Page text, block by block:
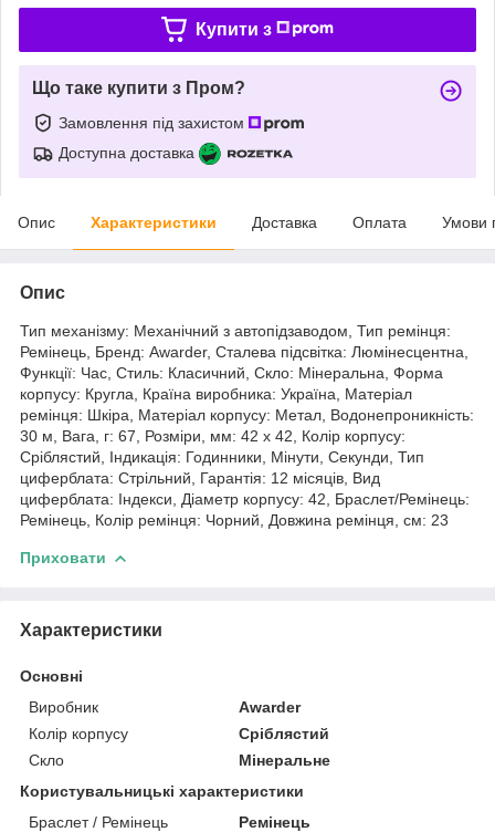
Купити з
Що таке купити з Пром?
Замовлення під захистом
Доступна доставка
Опис Характеристики Доставка Оплата Умови
Опис
Тип механізму: Механічний з автопідзаводом, Тип ремінця:
Ремінець, Бренд: Awarder, Сталева підсвітка: Люмінесцентна,
Функції: Час, Стиль: Класичний, Скло: Мінеральна, Форма
корпусу: Кругла, Країна виробника: Україна, Матеріал
ремінця: Шкіра, Матеріал корпусу: Метал, Водонепроникність:
30 м, Вага, г: 67, Розміри, мм: 42 х 42, Колір корпусу:
Сріблястий, Індикація: Годинники, Мінути, Секунди, Тип
циферблата: Стрільний, Гарантія: 12 місяців, Вид
циферблата: Індекси, Діаметр корпусу: 42, Браслет/Ремінець:
Ремінець, Колір ремінця: Чорний, Довжина ремінця, см: 23
Приховати
Характеристики
Основні
Виробник
Awarder
Колір корпусу
Сріблястий
Скло
Мінеральне
Користувальницькі характеристики
Браслет / Ремінець
Ремінець